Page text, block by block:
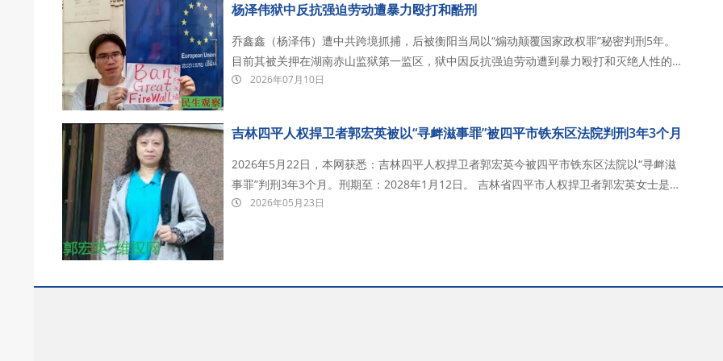
杨泽伟狱中反抗强迫劳动遭暴力殴打和酷刑
乔鑫鑫（杨泽伟）遭中共跨境抓捕，后被衡阳当局以“煽动颠覆国家政权罪”秘密判刑5年。
目前其被关押在湖南赤山监狱第一监区，狱中因反抗强迫劳动遭到暴力殴打和灭绝人性的酷
刑。 2023年3月，乔鑫鑫联合多位海外民主人士正式发起“拆墙运动”。他指出，中国的网络2026年07月10日
吉林四平人权捍卫者郭宏英被以“寻衅滋事罪”被四平市铁东区法院判刑3年3个月
2026年5月22日，本网获悉：吉林四平人权捍卫者郭宏英今被四平市铁东区法院以“寻衅滋
事罪”判刑3年3个月。刑期至：2028年1月12日。 吉林省四平市人权捍卫者郭宏英女士是因
为替不明原因死在狱中的兄长郭洪伟伸冤而被以“寻衅滋事”罪名抓捕的。2024年10月13日
2026年05月23日